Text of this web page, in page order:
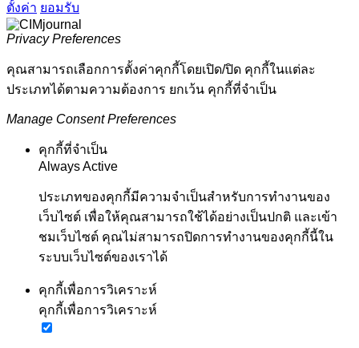
ตั้งค่า ยอมรับ
Privacy Preferences
คุณสามารถเลือกการตั้งค่าคุกกี้โดยเปิด/ปิด คุกกี้ในแต่ละ
ประเภทได้ตามความต้องการ ยกเว้น คุกกี้ที่จำเป็น
Manage Consent Preferences
คุกกี้ที่จำเป็น
Always Active
ประเภทของคุกกี้มีความจำเป็นสำหรับการทำงานของ
เว็บไซต์ เพื่อให้คุณสามารถใช้ได้อย่างเป็นปกติ และเข้า
ชมเว็บไซต์ คุณไม่สามารถปิดการทำงานของคุกกี้นี้ใน
ระบบเว็บไซต์ของเราได้
คุกกี้เพื่อการวิเคราะห์
คุกกี้เพื่อการวิเคราะห์